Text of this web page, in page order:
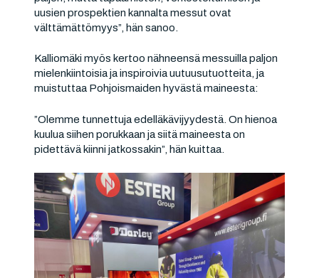
uusien prospektien kannalta messut ovat
välttämättömyys”, hän sanoo.
Kalliomäki myös kertoo nähneensä messuilla paljon
mielenkiintoisia ja inspiroivia uutuusutuotteita, ja
muistuttaa Pohjoismaiden hyvästä maineesta:
”Olemme tunnettuja edelläkävijyydestä. On hienoa
kuulua siihen porukkaan ja siitä maineesta on
pidettävä kiinni jatkossakin”, hän kuittaa.